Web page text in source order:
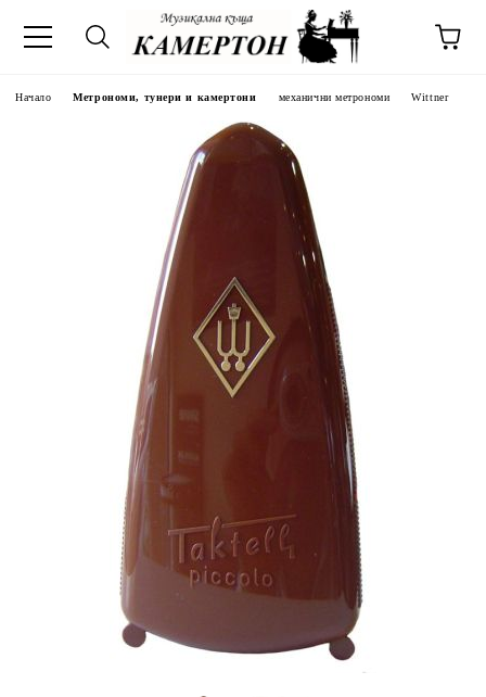
Начало Метрономи, тунери и камертони механични метрономи Wittner